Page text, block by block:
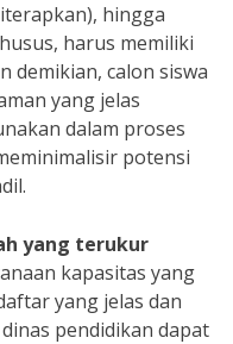
hingga
harus memiliki
demikian, calon siswa
yang jelas
dalam proses
potensi
yang terukur
kapasitas yang
yang jelas dan
pendidikan dapat